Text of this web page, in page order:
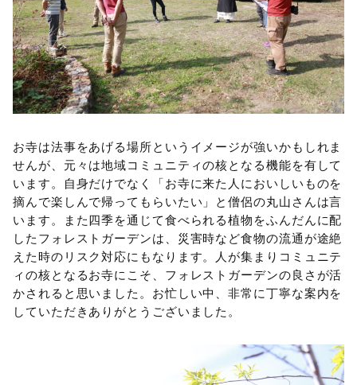
お寺は法事をあげる場所というイメージが強いかもしれま
せんが、元々は地域コミュニティの核となる機能を有して
います。自身だけでなく「お寺に来た人においしいものを
摘んで楽しんで帰ってもらいたい」と僧侶の丸山さんは言
います。また四季を通じて食べられる植物をふんだんに配
したフォレストガーデンは、災害時など食物の流通が途絶
えた時のリスク対応にもなります。人が集まりコミュニテ
ィの核となるお寺にこそ、フォレストガーデンの良さが活
かされると思いました。お忙しい中、非常に丁寧な案内を
していただきありがとうございました。